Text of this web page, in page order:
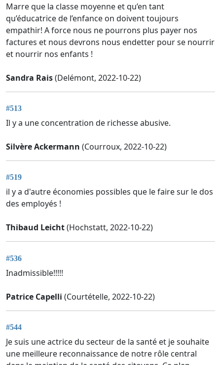
Marre que la classe moyenne et qu’en tant
qu’éducatrice de l’enfance on doivent toujours
empathir! A force nous ne pourrons plus payer nos
factures et nous devrons nous endetter pour se nourrir
et nourrir nos enfants !
Sandra Rais(Delémont, 2022-10-22)
#513
Il y a une concentration de richesse abusive.
Silvère Ackermann (Courroux, 2022-10-22)
#519
il y a d'autre économies possibles que le faire sur le dos
des employés !
Thibaud Leicht(Hochstatt, 2022-10-22)
#536
Inadmissible!!!!!
Patrice Capelli (Courtételle, 2022-10-22)
#544
Je suis une actrice du secteur de la santé et je souhaite
une meilleure reconnaissance de notre rôle central